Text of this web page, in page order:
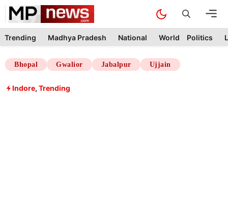
Skip
content
Trending Madhya Pradesh National World Politics
Bhopal Gwalior Jabalpur Ujjain
Indore, Trending